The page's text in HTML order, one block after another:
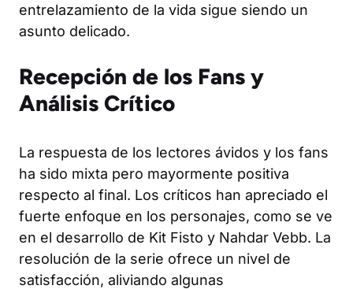
entrelazamiento de la vida sigue siendo un
asunto delicado.
Recepción de los Fans y
Análisis Crítico
La respuesta de los lectores ávidos y los fans
ha sido mixta pero mayormente positiva
respecto al final. Los críticos han apreciado el
fuerte enfoque en los personajes, como se ve
en el desarrollo de Kit Fisto y Nahdar Vebb. La
resolución de la serie ofrece un nivel de
satisfacción, aliviando algunas